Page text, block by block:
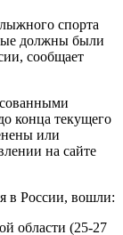
спорта
должны были
сообщает
конца текущего
или
на сайте
в России, вошли:
области (25-27